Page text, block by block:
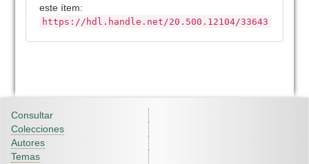
este ítem:
https://hdl.handle.net/20.500.12104/33643
Consultar
Colecciones
Autores
Temas